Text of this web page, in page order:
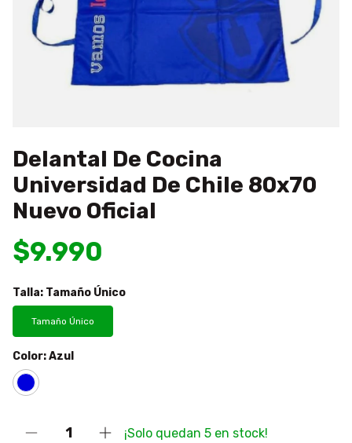
Delantal De Cocina
Universidad De Chile 80x70
Nuevo Oficial
$9.990
Talla: Tamaño Único
Tamaño Único
Color:Azul
¡Solo quedan 5 en stock!